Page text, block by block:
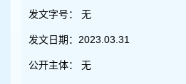
发文字号： 无
发文日期： 2023.03.31
公开主体： 无